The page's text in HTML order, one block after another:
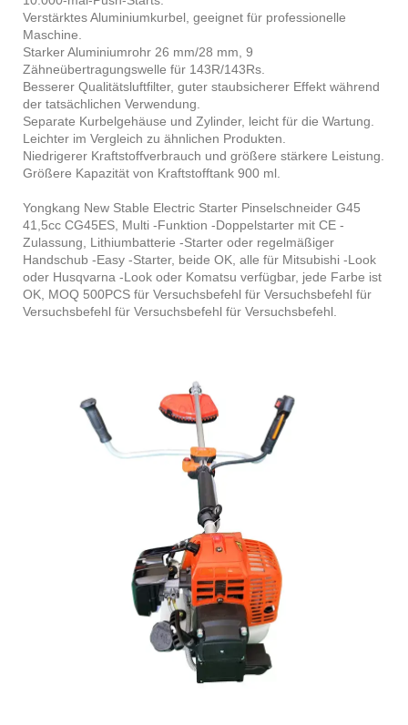
Verstärktes Aluminiumkurbel, geeignet für professionelle
Maschine.
Starker Aluminiumrohr 26 mm/28 mm, 9
Zähneübertragungswelle für 143R/143Rs.
Besserer Qualitätsluftfilter, guter staubsicherer Effekt während
der tatsächlichen Verwendung.
Separate Kurbelgehäuse und Zylinder, leicht für die Wartung.
Leichter im Vergleich zu ähnlichen Produkten.
Niedrigerer Kraftstoffverbrauch und größere stärkere Leistung.
Größere Kapazität von Kraftstofftank 900 ml.
Yongkang New Stable Electric Starter Pinselschneider G45
41,5cc CG45ES, Multi -Funktion -Doppelstarter mit CE -
Zulassung, Lithiumbatterie -Starter oder regelmäßiger
Handschub -Easy -Starter, beide OK, alle für Mitsubishi -Look
oder Husqvarna -Look oder Komatsu verfügbar, jede Farbe ist
OK, MOQ 500PCS für Versuchsbefehl für Versuchsbefehl für
Versuchsbefehl für Versuchsbefehl für Versuchsbefehl.